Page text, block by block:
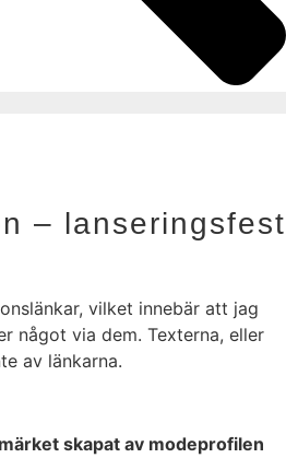
– lanseringsfest
vilket innebär att jag
något via dem. Texterna, eller
av länkarna.
skapat av modeprofilen